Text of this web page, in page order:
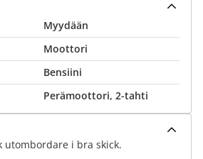
Myydään
Moottori
Bensiini
Perämoottori, 2-tahti
utombordare i bra skick.